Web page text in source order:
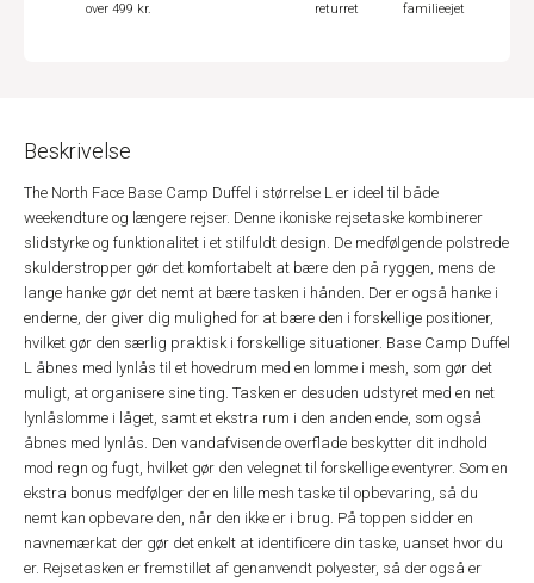
over 499 kr.
returret
familieejet
Beskrivelse
The North Face Base Camp Duffel i størrelse L er ideel til både
weekendture og længere rejser. Denne ikoniske rejsetaske kombinerer
slidstyrke og funktionalitet i et stilfuldt design. De medfølgende polstrede
skulderstropper gør det komfortabelt at bære den på ryggen, mens de
lange hanke gør det nemt at bære tasken i hånden. Der er også hanke i
enderne, der giver dig mulighed for at bære den i forskellige positioner,
hvilket gør den særlig praktisk i forskellige situationer. Base Camp Duffel
L åbnes med lynlås til et hovedrum med en lomme i mesh, som gør det
muligt, at organisere sine ting. Tasken er desuden udstyret med en net
lynlåslomme i låget, samt et ekstra rum i den anden ende, som også
åbnes med lynlås. Den vandafvisende overflade beskytter dit indhold
mod regn og fugt, hvilket gør den velegnet til forskellige eventyrer. Som en
ekstra bonus medfølger der en lille mesh taske til opbevaring, så du
nemt kan opbevare den, når den ikke er i brug. På toppen sidder en
navnemærkat der gør det enkelt at identificere din taske, uanset hvor du
er. Rejsetasken er fremstillet af genanvendt polyester, så der også er